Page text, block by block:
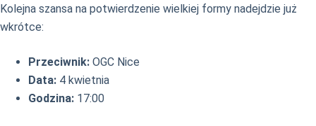
Kolejna szansa na potwierdzenie wielkiej formy nadejdzie już
wkrótce:
Przeciwnik: OGC Nice
Data: 4 kwietnia
Godzina: 17:00